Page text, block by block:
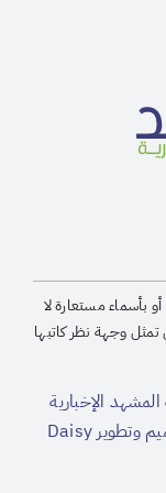
بأسماء مستعارة لا
وجهة نظر كاتبها
© لصحيفة المشهد الإخبارية
Daisy